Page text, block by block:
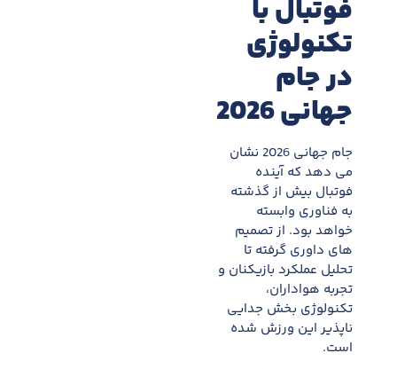
فوتبال با
تکنولوژی
در جام
جهانی 2026
جام جهانی 2026 نشان
می دهد که آینده
فوتبال بیش از گذشته
به فناوری وابسته
خواهد بود. از تصمیم
های داوری گرفته تا
تحلیل عملکرد بازیکنان و
تجربه هواداران،
تکنولوژی بخش جدایی
ناپذیر این ورزش شده
است.